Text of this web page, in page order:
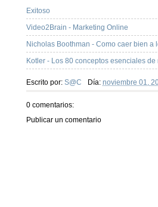
Exitoso
Video2Brain - Marketing Online
Nicholas Boothman - Como caer bien a
Kotler - Los 80 conceptos esenciales de
Escrito por: S@C Día: noviembre 01,
0 comentarios:
Publicar un comentario